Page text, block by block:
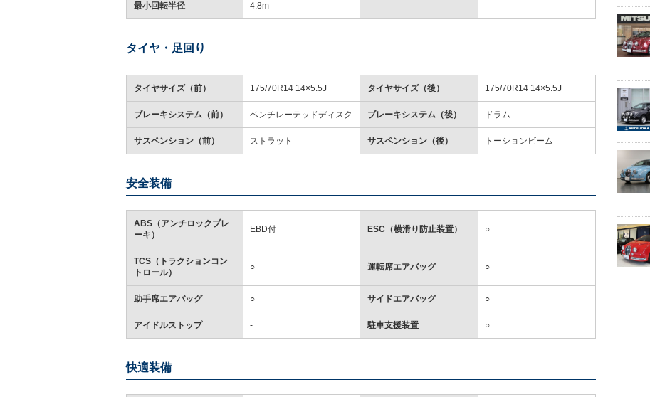
最小回転半径 4.8m
タイヤ・足回り
タイヤサイズ（前） 175/70R14 14×5.5J タイヤサイズ（後） 175/70R14 14×5.5J
ブレーキシステム（前） ベンチレーテッドディスク ブレーキシステム（後） ドラム
サスペンション（前） ストラット サスペンション（後） トーションビーム
安全装備
ABS（アンチロックブレ
ーキ）
EBD付 ESC（横滑り防止装置） ○
TCS（トラクションコン
トロール）
○ 運転席エアバッグ ○
助手席エアバッグ ○ サイドエアバッグ ○
アイドルストップ - 駐車支援装置 ○
快適装備